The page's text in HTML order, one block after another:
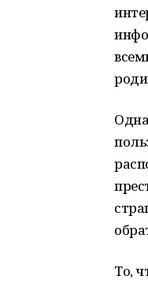
То,